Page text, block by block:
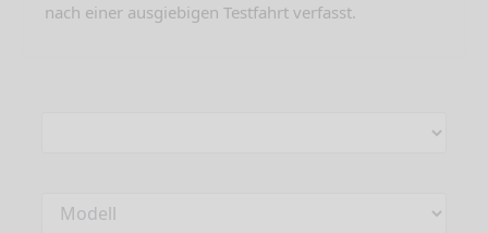
nach einer ausgiebigen Testfahrt verfasst.